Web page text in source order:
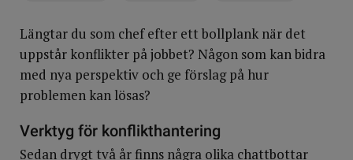
Längtar du som chef efter ett bollplank när det
uppstår konflikter på jobbet? Någon som kan bidra
med nya perspektiv och ge förslag på hur
problemen kan lösas?
Verktyg för konflikthantering
Sedan drygt två år finns några olika chattbottar